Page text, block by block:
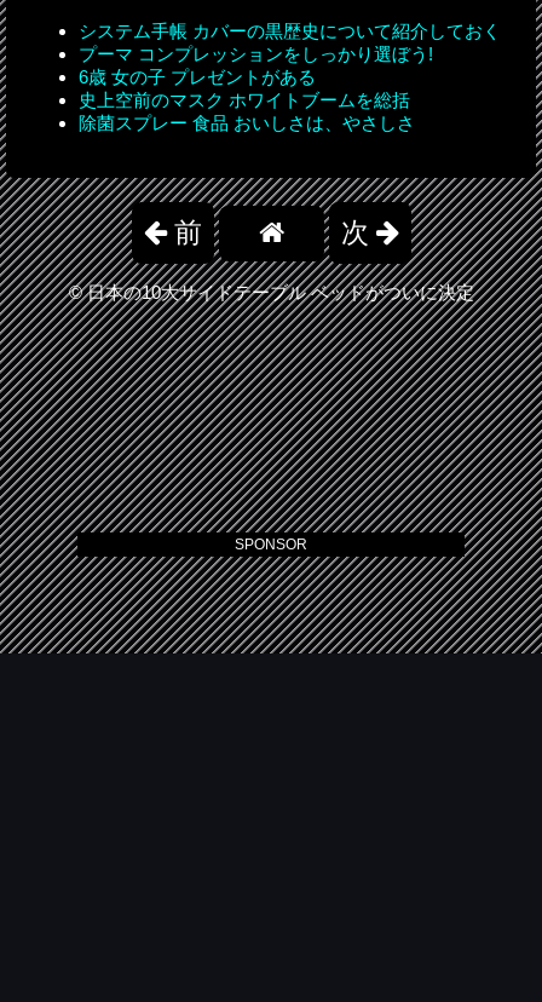
システム手帳 カバーの黒歴史について紹介しておく
プーマ コンプレッションをしっかり選ぼう!
6歳 女の子 プレゼントがある
史上空前のマスク ホワイトブームを総括
除菌スプレー 食品 おいしさは、やさしさ
前 次
©日本の10大サイドテーブル ベッドがついに決定
SPONSOR